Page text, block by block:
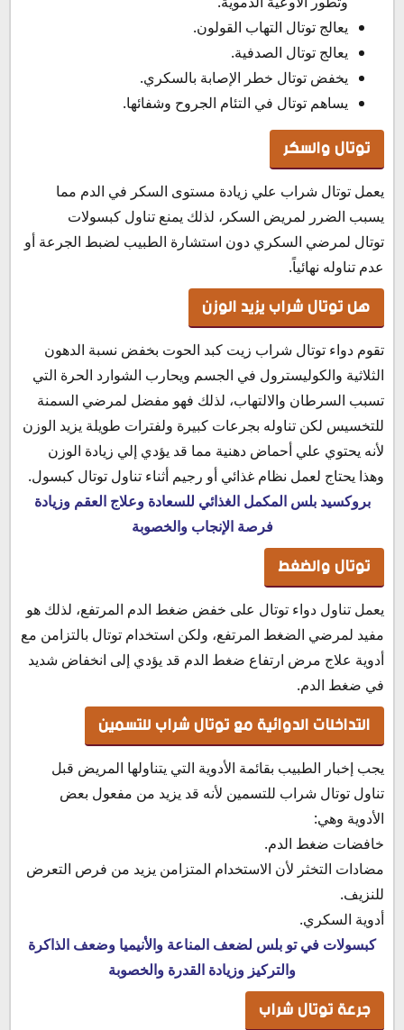
يعالج توتال التهاب القولون.
يعالج توتال الصدفية.
يخفض توتال خطر الإصابة بالسكري.
يساهم توتال في التئام الجروح وشفائها.
توتال والسكر
يعمل توتال شراب علي زيادة مستوى السكر في الدم مما
يسبب الضرر لمريض السكر، لذلك يمنع تناول كبسولات
توتال لمرضي السكري دون استشارة الطبيب لضبط الجرعة أو
عدم تناوله نهائياً.
هل توتال شراب يزيد الوزن
تقوم دواء توتال شراب زيت كبد الحوت بخفض نسبة الدهون
الثلاثية والكوليسترول في الجسم ويحارب الشوارد الحرة التي
تسبب السرطان والالتهاب، لذلك فهو مفضل لمرضي السمنة
للتخسيس لكن تناوله بجرعات كبيرة ولفترات طويلة يزيد الوزن
لأنه يحتوي علي أحماض دهنية مما قد يؤدي إلي زيادة الوزن
وهذا يحتاج لعمل نظام غذائي أو رجيم أثناء تناول توتال كبسول.
بروكسيد بلس المكمل الغذائي للسعادة وعلاج العقم وزيادة
فرصة الإنجاب والخصوبة
توتال والضغط
يعمل تناول دواء توتال على خفض ضغط الدم المرتفع، لذلك هو
مفيد لمرضي الضغط المرتفع، ولكن استخدام توتال بالتزامن مع
أدوية علاج مرض ارتفاع ضغط الدم قد يؤدي إلى انخفاض شديد
في ضغط الدم.
التداخلات الدوائية مع توتال شراب للتسمين
يجب إخبار الطبيب بقائمة الأدوية التي يتناولها المريض قبل
تناول توتال شراب للتسمين لأنه قد يزيد من مفعول بعض
الأدوية وهي:
خافضات ضغط الدم.
مضادات التخثر لأن الاستخدام المتزامن يزيد من فرص التعرض
للنزيف.
أدوية السكري.
كبسولات في تو بلس لضعف المناعة والأنيميا وضعف الذاكرة
والتركيز وزيادة القدرة والخصوبة
جرعة توتال شراب